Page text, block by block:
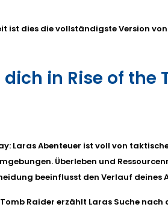
ist dies die vollständigste Version
in Rise of the
Laras Abenteuer ist voll von
Überleben und
beeinflusst den Verlauf deines
Raider erzählt Laras Suche